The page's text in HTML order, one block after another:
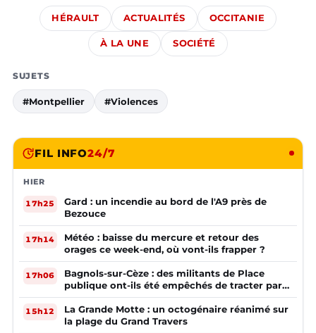
HÉRAULT ACTUALITÉS OCCITANIE
À LA UNE SOCIÉTÉ
SUJETS
#Montpellier #Violences
FIL INFO24/7
HIER
17h25
Gard : un incendie au bord de l'A9 près de
Bezouce
17h14
Météo : baisse du mercure et retour des
orages ce week-end, où vont-ils frapper ?
17h06
Bagnols-sur-Cèze : des militants de Place
publique ont-ils été empêchés de tracter par
la mairie ?
15h12
La Grande Motte : un octogénaire réanimé sur
la plage du Grand Travers